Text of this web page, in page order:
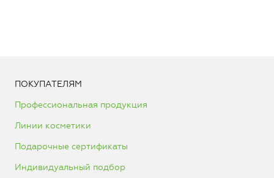
ПОКУПАТЕЛЯМ
Профессиональная продукция
Линии косметики
Подарочные сертификаты
Индивидуальный подбор